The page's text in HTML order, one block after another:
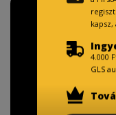
4.000
GLS